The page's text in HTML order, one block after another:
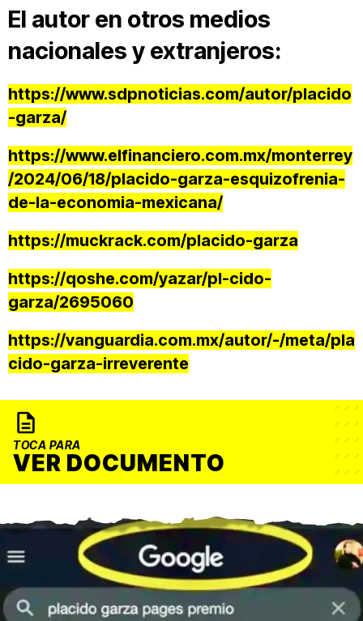
El autor en otros medios
nacionales y extranjeros:
https://www.sdpnoticias.com/autor/placido
-garza/
https://www.elfinanciero.com.mx/monterrey
/2024/06/18/placido-garza-esquizofrenia-
de-la-economia-mexicana/
https://muckrack.com/placido-garza
https://qoshe.com/yazar/pl-cido-
garza/2695060
https://vanguardia.com.mx/autor/-/meta/pla
cido-garza-irreverente
TOCA PARA
VER DOCUMENTO